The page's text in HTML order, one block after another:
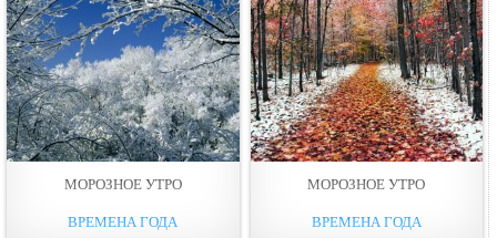
МОРОЗНОЕ УТРО
ВРЕМЕНА ГОДА
МОРОЗНОЕ УТРО
ВРЕМЕНА ГОДА